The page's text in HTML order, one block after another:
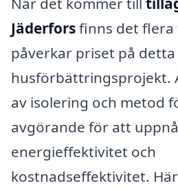
Jäderforsfinns det
påverkar priset på
husförbättringsprojekt.
av isolering och metod
avgörande för att
energieffektivitet och
kostnadseffektivitet.